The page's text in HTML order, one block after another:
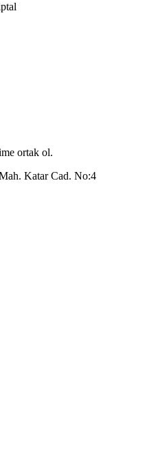
ortak ol.
Katar Cad. No:4